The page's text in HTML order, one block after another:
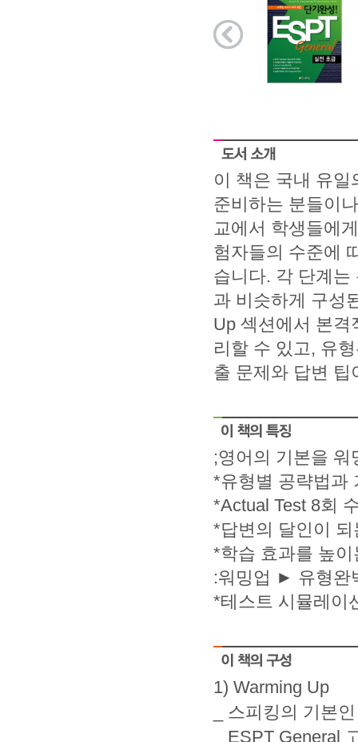
이 책은 국내 유
준비하는 분들이
교에서 학생들에
험자들의 수준에
습니다. 각 단계는
과 비슷하게 구성
Up 섹션에서 본격
리할 수 있고, 유
출 문제와 답변 팁
;영어의 기본을 워
*유형별 공략법과
*Actual Test 8회
*답변의 달인이
*학습 효과를 높
:워밍업 ► 유형완
*테스트 시뮬레이
1) Warming Up
_ 스피킹의 기본
_ ESPT General